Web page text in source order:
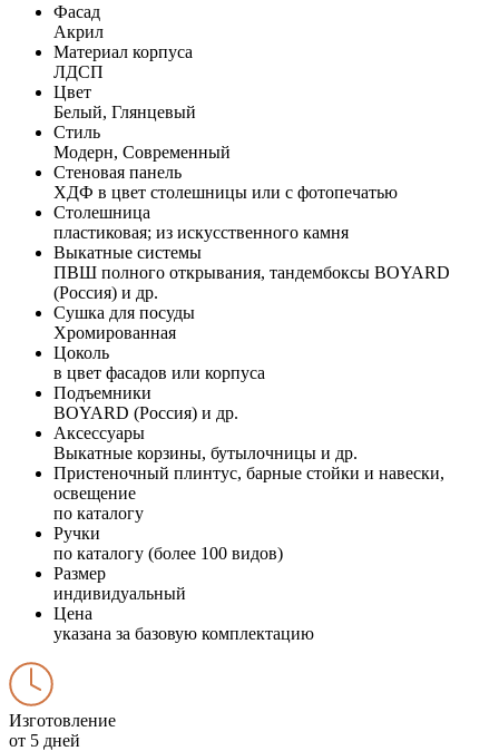
Фасад
Акрил
Материал корпуса
ЛДСП
Цвет
Белый, Глянцевый
Стиль
Модерн, Современный
Стеновая панель
ХДФ в цвет столешницы или с фотопечатью
Столешница
пластиковая; из искусственного камня
Выкатные системы
ПВШ полного открывания, тандембоксы BOYARD
(Россия) и др.
Сушка для посуды
Хромированная
Цоколь
в цвет фасадов или корпуса
Подъемники
BOYARD (Россия) и др.
Аксессуары
Выкатные корзины, бутылочницы и др.
Пристеночный плинтус, барные стойки и навески,
освещение
по каталогу
Ручки
по каталогу (более 100 видов)
Размер
индивидуальный
Цена
указана за базовую комплектацию
Изготовление
от 5 дней